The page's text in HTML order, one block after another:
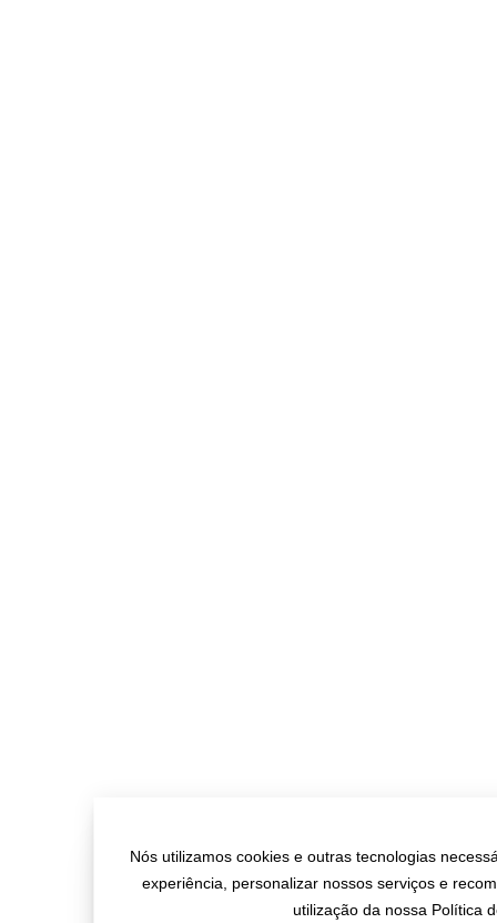
Nós utilizamos cookies e outras tecnologias
experiência, personalizar nossos serviços e
utilização da nossa Política